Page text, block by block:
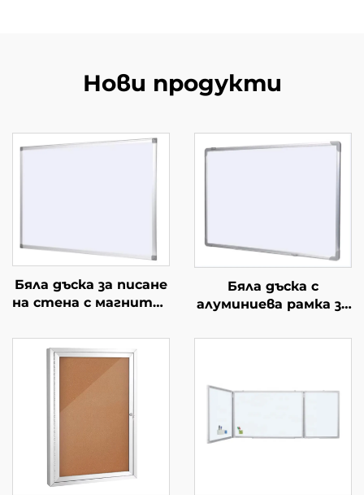
Нови продукти
Бяла дъска за писане
на стена с магнитна
порцеланови дъски
за класна стая офис
училище
Бяла дъска с
алуминиева рамка за
Емайлова стоманена
магнитен ефект за
Магнитни дъски